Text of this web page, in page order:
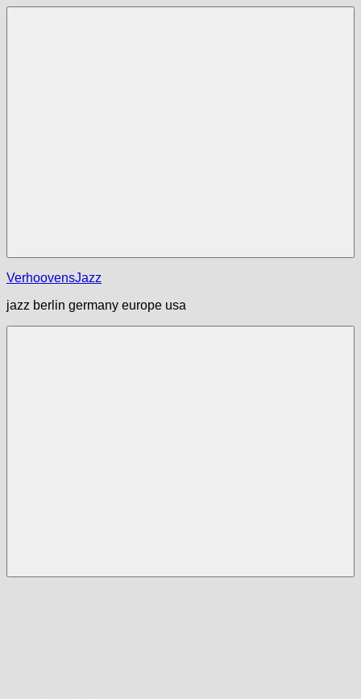
Zum
VerhoovensJazz
jazz berlin germany europe usa